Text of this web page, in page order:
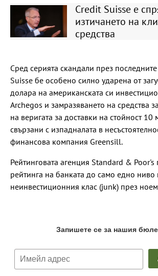
Credit Suisse е
изтичането на
средства
Сред серията скандали през
Suisse бе особено силно ударена от
долара на американската си
Archegos и замразяването на средства
на веригата за доставки на стойност 10
свързани с изпадналата в
финансова компания Greensill.
Рейтинговата агенция Standard &
рейтинга на банката до само едно ниво
неинвестиционния клас (junk) през